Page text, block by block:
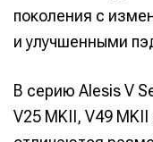
поколения с
и улучшенными
В серию Alesis V
V25 MKII, V49